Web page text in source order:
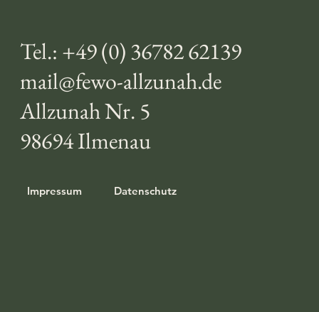
Tel.: +49 (0) 36782 62139
mail@fewo-allzunah.de
Allzunah Nr. 5
98694 Ilmenau
Impressum Datenschutz